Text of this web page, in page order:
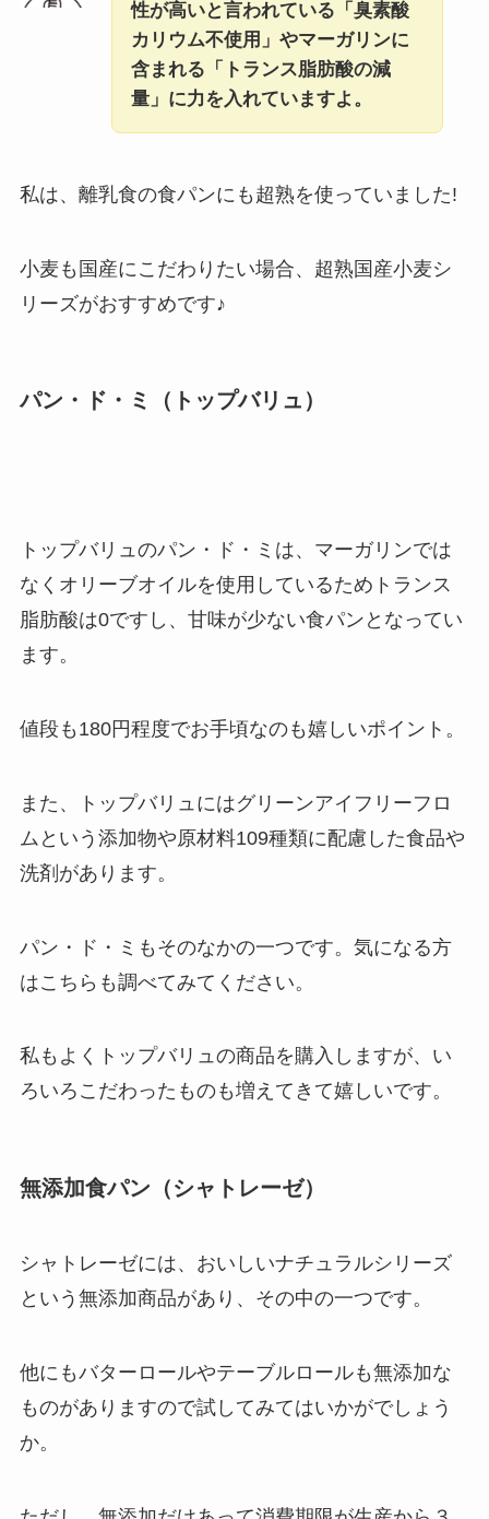
性が高いと言われている「臭素酸
カリウム不使用」やマーガリンに
含まれる「トランス脂肪酸の減
量」に力を入れていますよ。
私は、離乳食の食パンにも超熟を使っていました!
小麦も国産にこだわりたい場合、超熟国産小麦シ
リーズがおすすめです♪
パン・ド・ミ（トップバリュ）
トップバリュのパン・ド・ミは、マーガリンでは
なくオリーブオイルを使用しているためトランス
脂肪酸は0ですし、甘味が少ない食パンとなってい
ます。
値段も180円程度でお手頃なのも嬉しいポイント。
また、
トップバリュにはグリーンアイフリーフロ
ムという添加物や原材料109種類に配慮した食品や
洗剤があります。
パン・ド・ミもそのなかの一つです。気になる方
はこちらも調べてみてください。
私もよくトップバリュの商品を購入しますが、い
ろいろこだわったものも増えてきて嬉しいです。
無添加食パン（シャトレーゼ）
シャトレーゼには、おいしいナチュラルシリーズ
という無添加商品があり、その中の一つです。
他にもバターロールやテーブルロールも無添加な
ものがありますので試してみてはいかがでしょう
か。